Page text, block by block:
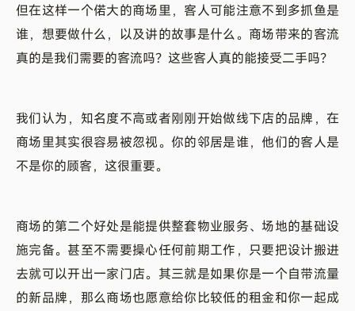
但在这样一个偌大的商场里，客人可能注意不到多抓鱼是
谁，想要做什么，以及讲的故事是什么。商场带来的客流
真的是我们需要的客流吗？这些客人真的能接受二手吗？
我们认为，知名度不高或者刚刚开始做线下店的品牌，在
商场里其实很容易被忽视。你的邻居是谁，他们的客人是
不是你的顾客，这很重要。
商场的第二个好处是能提供整套物业服务、场地的基础设
施完备。甚至不需要操心任何前期工作，只要把设计搬进
去就可以开出一家门店。其三就是如果你是一个自带流量
的新品牌，那么商场也愿意给你比较低的租金和你一起成